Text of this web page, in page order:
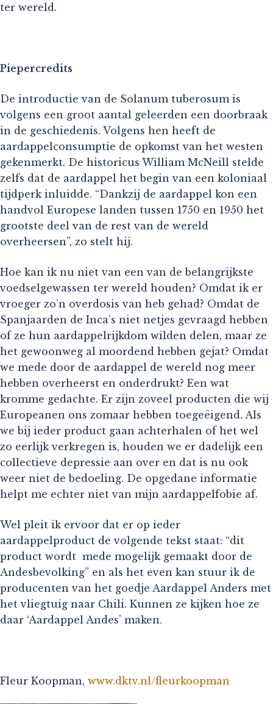
ter wereld.
Piepercredits
De introductie van de Solanum tuberosum is
volgens een groot aantal geleerden een doorbraak
in de geschiedenis. Volgens hen heeft de
aardappelconsumptie de opkomst van het westen
gekenmerkt. De historicus William McNeill stelde
zelfs dat de aardappel het begin van een koloniaal
tijdperk inluidde. “Dankzij de aardappel kon een
handvol Europese landen tussen 1750 en 1950 het
grootste deel van de rest van de wereld
overheersen”, zo stelt hij.
Hoe kan ik nu niet van een van de belangrijkste
voedselgewassen ter wereld houden? Omdat ik er
vroeger zo’n overdosis van heb gehad? Omdat de
Spanjaarden de Inca’s niet netjes gevraagd hebben
of ze hun aardappelrijkdom wilden delen, maar ze
het gewoonweg al moordend hebben gejat? Omdat
we mede door de aardappel de wereld nog meer
hebben overheerst en onderdrukt? Een wat
kromme gedachte. Er zijn zoveel producten die wij
Europeanen ons zomaar hebben toegeëigend. Als
we bij ieder product gaan achterhalen of het wel
zo eerlijk verkregen is, houden we er dadelijk een
collectieve depressie aan over en dat is nu ook
weer niet de bedoeling. De opgedane informatie
helpt me echter niet van mijn aardappelfobie af.
Wel pleit ik ervoor dat er op ieder
aardappelproduct de volgende tekst staat: “dit
product wordt mede mogelijk gemaakt door de
Andesbevolking” en als het even kan stuur ik de
producenten van het goedje Aardappel Anders met
het vliegtuig naar Chili. Kunnen ze kijken hoe ze
daar ‘Aardappel Andes’ maken.
Fleur Koopman, www.dktv.nl/fleurkoopman